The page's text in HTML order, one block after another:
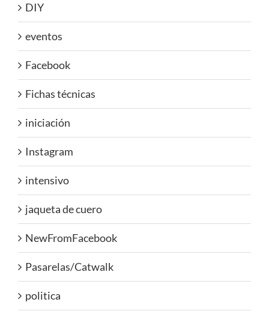
DIY
eventos
Facebook
Fichas técnicas
iniciación
Instagram
intensivo
jaqueta de cuero
NewFromFacebook
Pasarelas/Catwalk
politica